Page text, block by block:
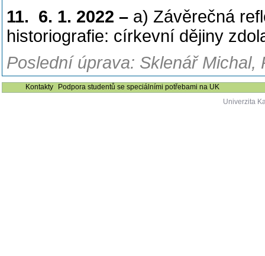
11. 6. 1. 2022 – a) Závěrečná
historiografie: církevní dějiny
Poslední úprava: Sklenář
Kontakty
Podpora studentů se speciálními potřebami na UK
Univerzita